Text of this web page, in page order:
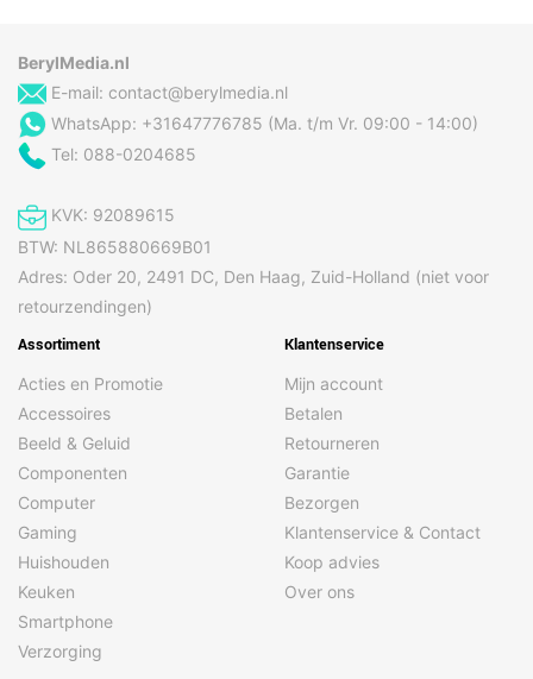
BerylMedia.nl
E-mail: contact@berylmedia.nl
WhatsApp: +31647776785 (Ma. t/m Vr. 09:00 - 14:00)
Tel: 088-0204685
KVK: 92089615
BTW: NL865880669B01
Adres: Oder 20, 2491 DC, Den Haag, Zuid-Holland (niet voor
retourzendingen)
Assortiment
Acties en Promotie
Accessoires
Beeld & Geluid
Componenten
Computer
Gaming
Huishouden
Keuken
Smartphone
Verzorging
Klantenservice
Mijn account
Betalen
Retourneren
Garantie
Bezorgen
Klantenservice & Contact
Koop advies
Over ons